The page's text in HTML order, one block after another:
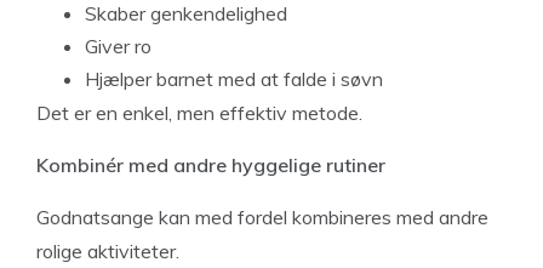
Skaber genkendelighed
Giver ro
Hjælper barnet med at falde i søvn
Det er en enkel, men effektiv metode.
Kombinér med andre hyggelige rutiner
Godnatsange kan med fordel kombineres med andre
rolige aktiviteter.